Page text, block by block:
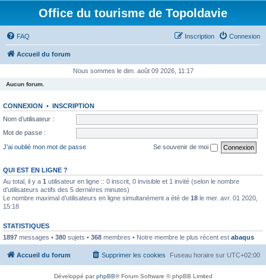
Office du tourisme de Topoldavie
FAQ Connexion
Inscription
Accueil du forum
Nous sommes le dim. août 09 2026, 11:17
Aucun forum.
CONNEXION • INSCRIPTION
Nom d’utilisateur :
Mot de passe :
J’ai oublié mon mot de passe
Se souvenir de moi
QUI EST EN LIGNE ?
Au total, il y a 1 utilisateur en ligne :: 0 inscrit, 0 invisible et 1 invité (selon le nombre
d’utilisateurs actifs des 5 dernières minutes)
Le nombre maximal d’utilisateurs en ligne simultanément a été de 18 le mer. avr. 01 2020,
15:18
STATISTIQUES
1897 messages • 380 sujets • 368 membres • Notre membre le plus récent est abaqus
Accueil du forum Fuseau horaire sur UTC+02:00
Supprimer les cookies
Développé parphpBB® Forum Software © phpBB Limited